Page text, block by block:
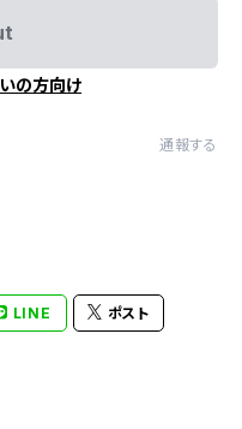
の方向け
通報する
LINE ポスト